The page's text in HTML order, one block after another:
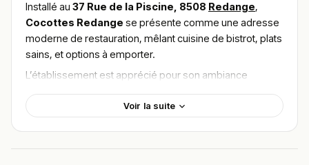
Installé au 37 Rue de la Piscine, 8508 Redange,
Cocottes Redange se présente comme une adresse
moderne de restauration, mêlant cuisine de bistrot, plats
sains, et options à emporter.
L’établissement est apprécié pour son ambiance
ses préparations.
Voir la suite